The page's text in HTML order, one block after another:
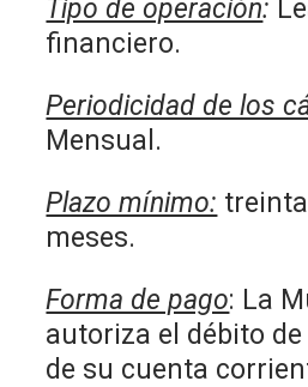
Tipo de operación:
financiero.
Periodicidad de los
Mensual.
Plazo mínimo:
meses.
Forma de pago: La
autoriza el débito
de su cuenta